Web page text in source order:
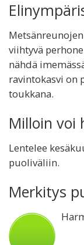
viihtyvä
nähdä
ravintokasvi on
toukkana.
Milloin voi
Lentelee
puoliväliin.
Merkitys